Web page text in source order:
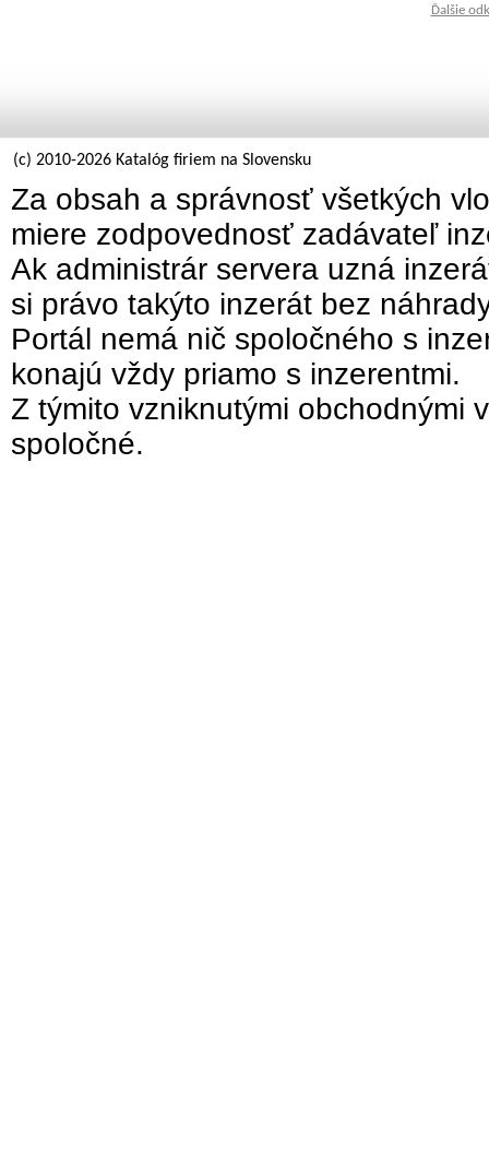
Ďalšie
(c) 2010-2026 Katalóg firiem na Slovensku
Za obsah a správnosť všetkých
miere zodpovednosť zadávateľ
Ak administrár servera uzná
si právo takýto inzerát bez
Portál nemá nič spoločného s
konajú vždy priamo s inzerentmi.
Z týmito vzniknutými obchodnými
spoločné.